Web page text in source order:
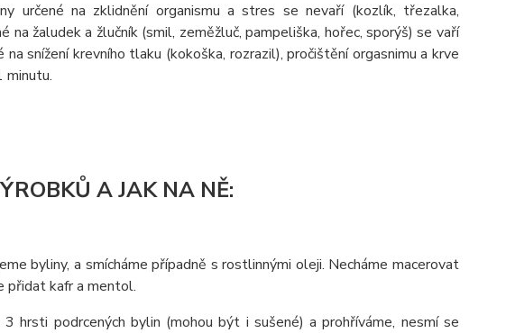
určené na zklidnění organismu a stres se nevaří (kozlík, třezalka,
žaludek a žlučník (smil, zeměžluč, pampeliška, hořec, sporýš) se vaří
snížení krevního tlaku (kokoška, rozrazil), pročištění orgasnimu a krve
minutu.
A JAK NA NĚ:
byliny, a smícháme případně s rostlinnými oleji. Necháme macerovat
přidat kafr a mentol.
hrsti podrcených bylin (mohou být i sušené) a prohříváme, nesmí se